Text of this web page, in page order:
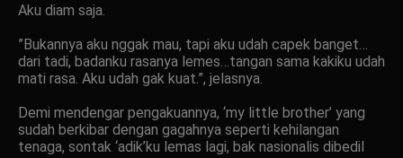
Aku diam saja.
”Bukannya aku nggak mau, tapi aku udah capek banget…
dari tadi, badanku rasanya lemes…tangan sama kakiku udah
mati rasa. Aku udah gak kuat.”, jelasnya.
Demi mendengar pengakuannya, ‘my little brother’ yang
sudah berkibar dengan gagahnya seperti kehilangan
tenaga, sontak ‘adik’ku lemas lagi, bak nasionalis dibedil